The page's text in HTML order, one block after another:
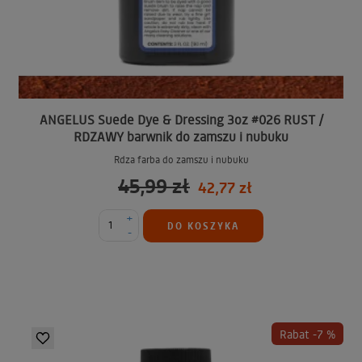
ANGELUS Suede Dye & Dressing 3oz #026 RUST /
RDZAWY barwnik do zamszu i nubuku
Rdza farba do zamszu i nubuku
45,99 zł 42,77 zł
-
+
DO KOSZYKA
Rabat -7 %